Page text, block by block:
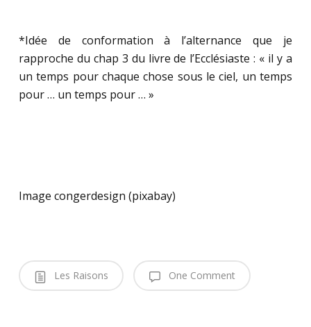
*Idée de conformation à l’alternance que je
rapproche du chap 3 du livre de l’Ecclésiaste : « il y a
un temps pour chaque chose sous le ciel, un temps
pour … un temps pour … »
Image congerdesign (pixabay)
Les Raisons One Comment